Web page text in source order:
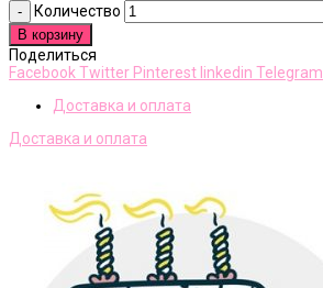
Количество
В корзину
Поделиться
Facebook Twitter Pinterest linkedin Telegram
Доставка и оплата
Доставка и оплата